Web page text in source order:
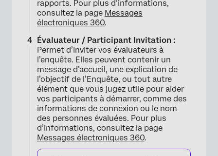
rapports. Pour plus d’informations,
consultez la page Messages
électroniques 360.
Évaluateur / Participant Invitation :
Permet d’inviter vos évaluateurs à
l’enquête. Elles peuvent contenir un
message d’accueil, une explication de
l’objectif de l’Enquête, ou tout autre
élément que vous jugez utile pour aider
vos participants à démarrer, comme des
informations de connexion ou le nom
des personnes évaluées. Pour plus
d’informations, consultez la page
Messages électroniques 360.